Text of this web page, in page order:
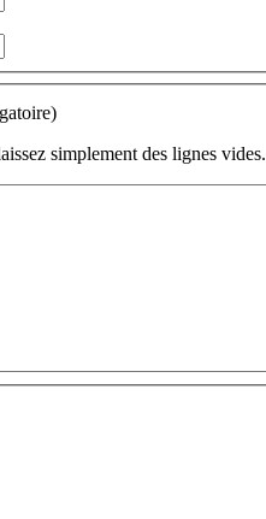
simplement des lignes vides.